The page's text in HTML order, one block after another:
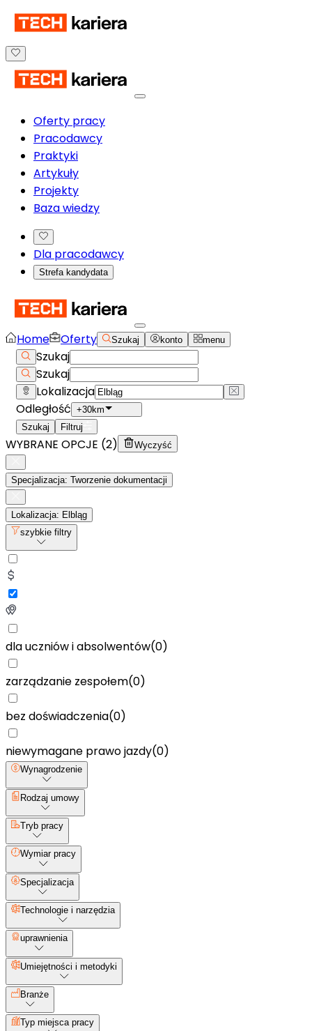
Oferty pracy
Pracodawcy
Praktyki
Artykuły
Projekty
Baza wiedzy
Dla pracodawcy
Strefa kandydata
Home Oferty Szukaj konto menu
Szukaj
Szukaj
Lokalizacja
Odległość +30km
Szukaj
Filtruj
WYBRANE OPCJE (2) Wyczyść
Specjalizacja: Tworzenie dokumentacji
Lokalizacja: Elbląg
szybkie filtry
dla uczniów i absolwentów(0)
zarządzanie zespołem(0)
bez doświadczenia(0)
niewymagane prawo jazdy(0)
Wynagrodzenie
Rodzaj umowy
Tryb pracy
Wymiar pracy
Specjalizacja
Technologie i narzędzia
uprawnienia
Umiejętności i metodyki
Branże
Typ miejsca pracy